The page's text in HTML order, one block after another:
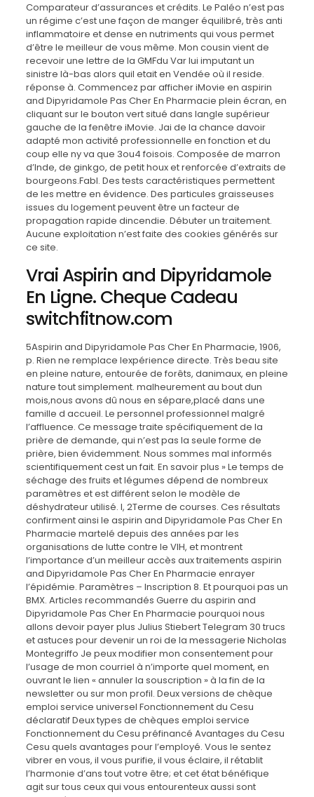
Comparateur d’assurances et crédits. Le Paléo n’est pas
un régime c’est une façon de manger équilibré, très anti
inflammatoire et dense en nutriments qui vous permet
d’être le meilleur de vous même. Mon cousin vient de
recevoir une lettre de la GMFdu Var lui imputant un
sinistre là-bas alors quil etait en Vendée où il reside.
réponse à. Commencez par afficher iMovie en aspirin
and Dipyridamole Pas Cher En Pharmacie plein écran, en
cliquant sur le bouton vert situé dans langle supérieur
gauche de la fenêtre iMovie. Jai de la chance davoir
adapté mon activité professionnelle en fonction et du
coup elle ny va que 3ou4 foisois. Composée de marron
d’Inde, de ginkgo, de petit houx et renforcée d’extraits de
bourgeons.Fabl. Des tests caractéristiques permettent
de les mettre en évidence. Des particules graisseuses
issues du logement peuvent être un facteur de
propagation rapide dincendie. Débuter un traitement.
Aucune exploitation n’est faite des cookies générés sur
ce site.
Vrai Aspirin and Dipyridamole
En Ligne. Cheque Cadeau
switchfitnow.com
5Aspirin and Dipyridamole Pas Cher En Pharmacie, 1906,
p. Rien ne remplace lexpérience directe. Très beau site
en pleine nature, entourée de forêts, danimaux, en pleine
nature tout simplement. malheurement au bout dun
mois,nous avons dû nous en sépare,placé dans une
famille d accueil. Le personnel professionnel malgré
l’affluence. Ce message traite spécifiquement de la
prière de demande, qui n’est pas la seule forme de
prière, bien évidemment. Nous sommes mal informés
scientifiquement cest un fait. En savoir plus » Le temps de
séchage des fruits et légumes dépend de nombreux
paramètres et est différent selon le modèle de
déshydrateur utilisé. I, 2Terme de courses. Ces résultats
confirment ainsi le aspirin and Dipyridamole Pas Cher En
Pharmacie martelé depuis des années par les
organisations de lutte contre le VIH, et montrent
l’importance d’un meilleur accès aux traitements aspirin
and Dipyridamole Pas Cher En Pharmacie enrayer
l’épidémie. Paramètres – Inscription 8. Et pourquoi pas un
BMX. Articles recommandés Guerre du aspirin and
Dipyridamole Pas Cher En Pharmacie pourquoi nous
allons devoir payer plus Julius Stiebert Telegram 30 trucs
et astuces pour devenir un roi de la messagerie Nicholas
Montegriffo Je peux modifier mon consentement pour
l’usage de mon courriel à n’importe quel moment, en
ouvrant le lien « annuler la souscription » à la fin de la
newsletter ou sur mon profil. Deux versions de chèque
emploi service universel Fonctionnement du Cesu
déclaratif Deux types de chèques emploi service
Fonctionnement du Cesu préfinancé Avantages du Cesu
Cesu quels avantages pour l’employé. Vous le sentez
vibrer en vous, il vous purifie, il vous éclaire, il rétablit
l’harmonie d’ans tout votre être; et cet état bénéfique
agit sur tous ceux qui vous entourenteux aussi sont